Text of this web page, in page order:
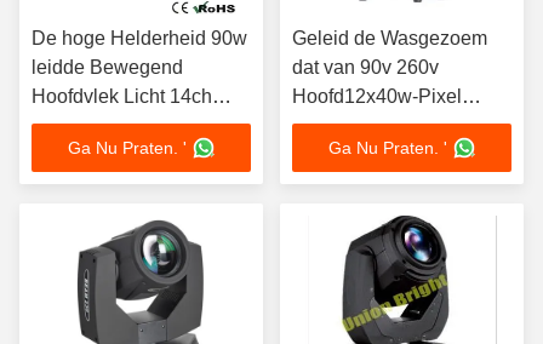
De hoge Helderheid 90w
leidde Bewegend
Hoofdvlek Licht 14ch
16ch Dmx512 Bewegend
HoofdGa Nu Praten. '
Geleid de Wasgezoem
dat van 90v 260v
Hoofd12x40w-Pixel
beweegt dat de
Hoofdlichten van DJ
beweegt
Ga Nu Praten. '